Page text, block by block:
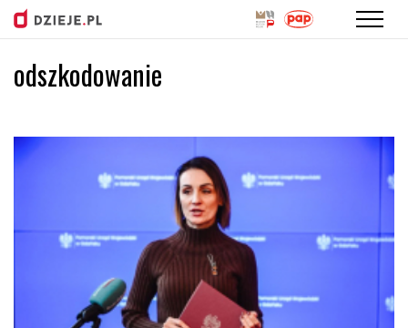
odszkodowanie